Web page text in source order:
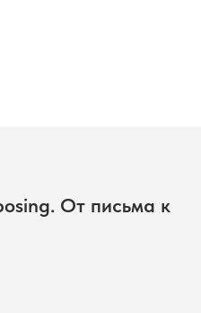
От письма к